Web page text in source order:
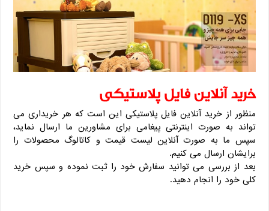
خرید آنلاین فایل پلاستیکی
منظور از خرید آنلاین فایل پلاستیکی این است که هر خریداری می
تواند به صورت اینترنتی پیغامی برای مشاورین ما ارسال نماید،
سپس ما به صورت آنلاین لیست قیمت و کاتالوگ محصولات را
برایشان ارسال می کنیم.
بعد از بررسی می توانید سفارش خود را ثبت نموده و سپس خرید
کلی خود را انجام دهید.